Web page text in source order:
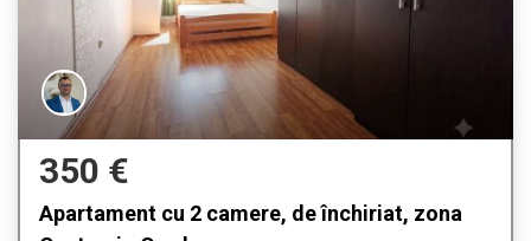
350 €
Apartament cu 2 camere, de închiriat, zona